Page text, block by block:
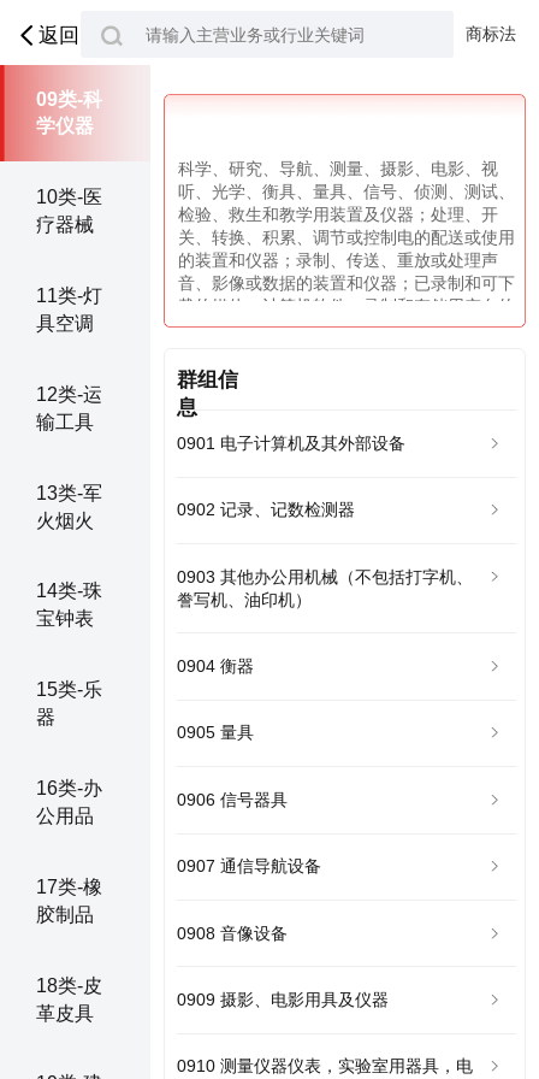
返回 商标法
工器械
09类-科
学仪器
10类-医
疗器械
11类-灯
具空调
12类-运
输工具
13类-军
火烟火
14类-珠
宝钟表
15类-乐
器
16类-办
公用品
17类-橡
胶制品
18类-皮
革皮具
科学、研究、导航、测量、摄影、电影、视
听、光学、衡具、量具、信号、侦测、测试、
检验、救生和教学用装置及仪器；处理、开
关、转换、积累、调节或控制电的配送或使用
的装置和仪器；录制、传送、重放或处理声
音、影像或数据的装置和仪器；已录制和可下
载的媒体，计算机软件，录制和存储用空白的
数字或模拟介质；投币启动设备用机械装置；
备；潜水服，潜水面罩，潜水用耳塞，潜水和
游泳用鼻夹，潜水员手套，潜水呼吸器；灭火
设备。
群组信
息
0901 电子计算机及其外部设备
0902 记录、记数检测器
0903 其他办公用机械（不包括打字机、
誊写机、油印机）
0904 衡器
0905 量具
0906 信号器具
0907 通信导航设备
0908 音像设备
0909 摄影、电影用具及仪器
0910 测量仪器仪表，实验室用器具，电